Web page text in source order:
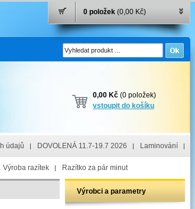
0 položek (0,00 Kč)
0,00 Kč (0 položek)
vstoupit do košíku
údajů DOVOLENÁ 11.7-19.7 2026 Laminování
Výroba razítek Razítko za pár minut
Výrobci a parametry